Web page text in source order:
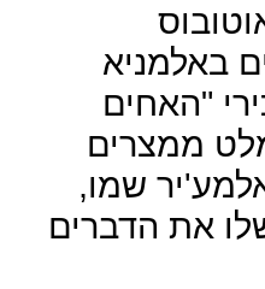
באלמניא
"האחים
ממצרים
שמו,
את הדברים